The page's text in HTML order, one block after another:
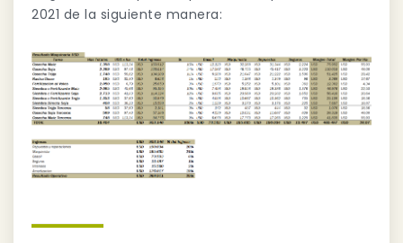
2021 de la siguiente manera: